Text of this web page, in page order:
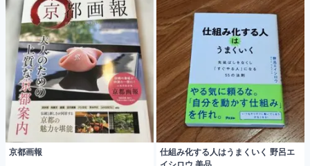
京都画報
仕組み化する人はうまくいく 野呂エ